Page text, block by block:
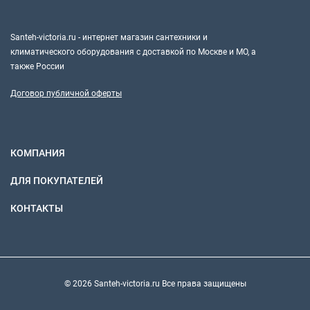
Santeh-victoria.ru - интернет магазин сантехники и
климатического оборудования с доставкой по Москве и МО, а
также России
Договор публичной оферты
КОМПАНИЯ
ДЛЯ ПОКУПАТЕЛЕЙ
КОНТАКТЫ
© 2026 Santeh-victoria.ru Все права защищены